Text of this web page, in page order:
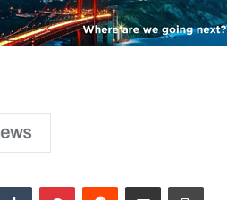
Tumblr PinterestReddit Share via Email Print